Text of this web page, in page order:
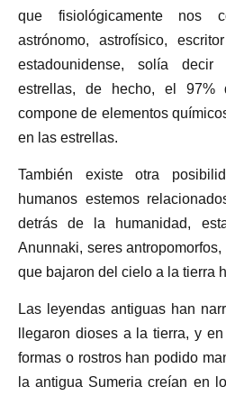
que fisiológicamente nos
astrónomo, astrofísico,
estadounidense, solía
estrellas, de hecho, el 97%
compone de elementos
en las estrellas.
También existe otra
humanos estemos
detrás de la humanidad,
Anunnaki, seres
que bajaron del cielo a la tierra
Las leyendas antiguas han
llegaron dioses a la tierra, y
formas o rostros han podido
la antigua Sumeria creían en